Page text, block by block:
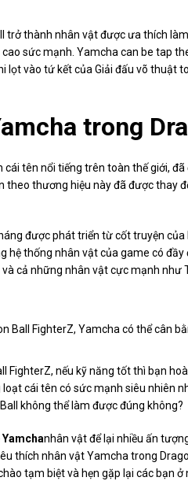
trở thành nhân vật được ưa thích
sức mạnh. Yamcha can be tap
vào tứ kết của Giải đấu võ thuật
trong
tên nổi tiếng trên toàn thế giới,
theo thương hiệu này đã được thay
được phát triển từ cốt truyện
hệ thống nhân vật của game có
cả những nhân vật cực mạnh như
Ball FighterZ, Yamcha có thể cân
FighterZ, nếu kỹ năng tốt thì bạn
cái tên có sức mạnh siêu nhiên
không thể làm được đúng không?
Yamchanhân vật để lại nhiều ấn
thích nhân vật Yamcha trong
tạm biệt và hẹn gặp lại các bạn